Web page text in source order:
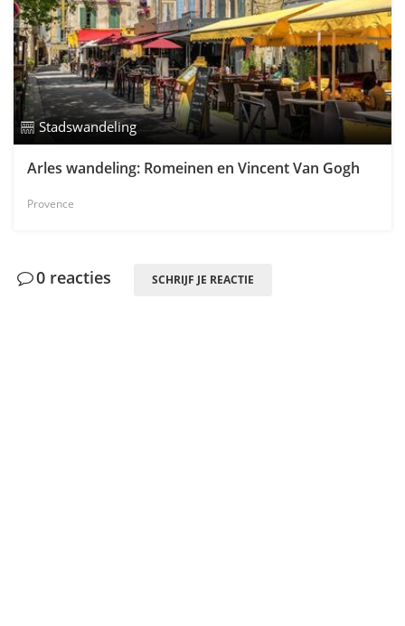
Stadswandeling
Arles wandeling: Romeinen en Vincent Van Gogh
Provence
0 reacties SCHRIJF JE REACTIE